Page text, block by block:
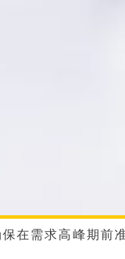
需求高峰